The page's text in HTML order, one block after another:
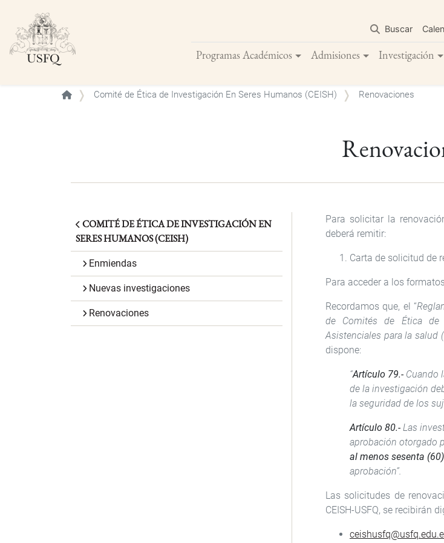
contenido
principal
Buscar
Programas Académicos Admisiones Investigación
Buscar
Comité de Ética de Investigación En Seres Humanos (CEISH) Renovaciones
COMITÉ DE ÉTICA DE INVESTIGACIÓN EN
SERES HUMANOS (CEISH)
Enmiendas
Nuevas investigaciones
Renovaciones
Para solicitar la
deberá remitir:
Carta de solicitud de
Para acceder a los
Recordamos que, el “
de Comités de Ética de
Asistenciales para la salud
dispone:
“Artículo 79.-Cuando
de la investigación
la seguridad de los
Artículo 80.-Las
aprobación otorgado
al menos sesenta
aprobación”.
Las solicitudes de
CEISH-USFQ, se recibirán